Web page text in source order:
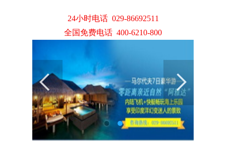
24小时电话 029-86692511
全国免费电话 400-6210-800